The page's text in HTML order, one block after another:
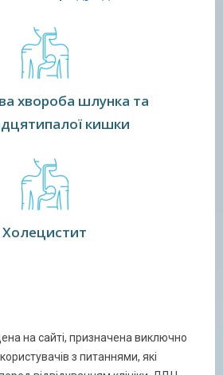
хвороба шлунка та
кишки
Холецистит
на сайті, призначена виключно
з питаннями, які